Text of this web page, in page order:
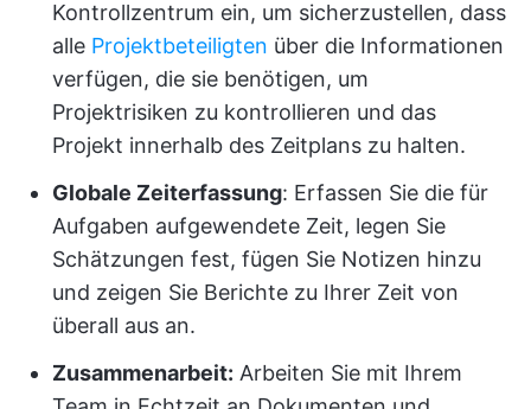
Kontrollzentrum ein, um sicherzustellen, dass
alle Projektbeteiligten über die Informationen
verfügen, die sie benötigen, um
Projektrisiken zu kontrollieren und das
Projekt innerhalb des Zeitplans zu halten.
Globale Zeiterfassung: Erfassen Sie die für
Aufgaben aufgewendete Zeit, legen Sie
Schätzungen fest, fügen Sie Notizen hinzu
und zeigen Sie Berichte zu Ihrer Zeit von
überall aus an.
Zusammenarbeit: Arbeiten Sie mit Ihrem